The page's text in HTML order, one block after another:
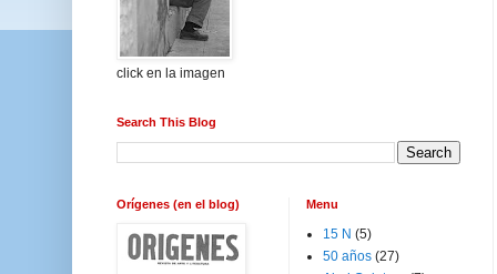
click en la imagen
Search This Blog
Orígenes (en el blog) Menu
15 N (5)
50 años (27)